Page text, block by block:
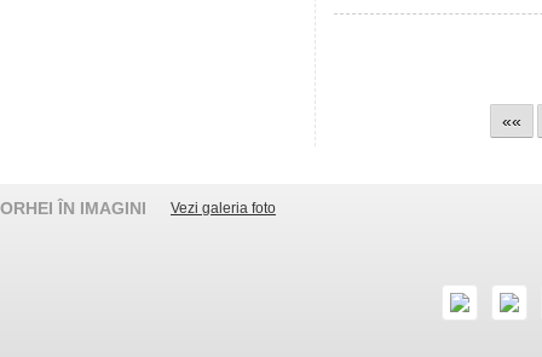
««
ORHEI ÎN IMAGINI Vezi galeria foto